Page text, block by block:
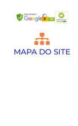
MAPA DO SITE